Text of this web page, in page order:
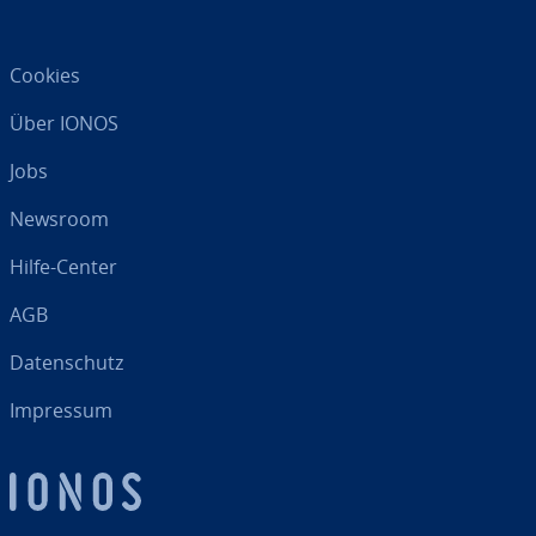
Cookies
Über IONOS
Jobs
Newsroom
Hilfe-Center
AGB
Da­ten­schutz
Impressum